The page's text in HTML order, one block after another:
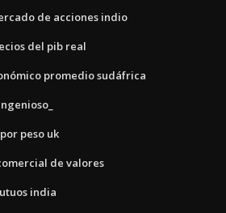
de acciones indio
del pib real
promedio sudáfrica
peso uk
de valores
india